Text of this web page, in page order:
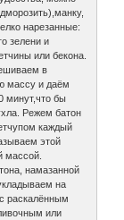
нарезанные:
зелени и
или бекона.
в
массу и даём
минут,что бы
Режем батон
каждый
этой
массой.
намазанной
на
раскалённым
или